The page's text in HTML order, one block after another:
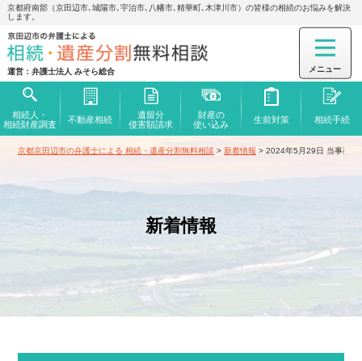
京都府南部（京田辺市､城陽市､宇治市､八幡市､精華町､木津川市）の皆様の相続のお悩みを解決
します。
運営：弁護士法人 みそら総合
相続人・
相続財産調査
不動産相続
遺留分
侵害額請求
財産の
使い込み
生前対策 相続手続
京都京田辺市の弁護士による 相続・遺産分割無料相談 >新着情報 >2024年5月29日 当事務所
新着情報